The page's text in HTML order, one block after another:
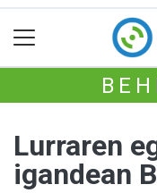
Lurraren
igandean